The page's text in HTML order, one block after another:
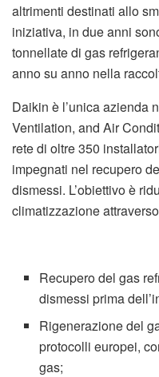
altrimenti destinati allo
iniziativa, in due anni
tonnellate di gas
anno su anno nella
Daikin è l’unica azienda
Ventilation, and Air
rete di oltre 350
impegnati nel recupero
dismessi. L’obiettivo è
climatizzazione
Recupero del gas
dismessi prima
Rigenerazione del
protocolli europei,
gas;